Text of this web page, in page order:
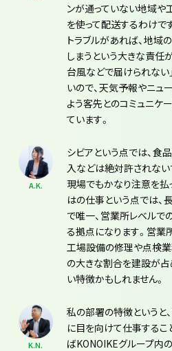
ンが通っていない地域
を使って配送するわけで
トラブルがあれば、地域
しまうという大きな責任
台風などで届けられない
いので、天気予報やニュ
よう客先とのコミュニケ
ています。
A.K.
シビアという点では、食
入などは絶対許されな
現場でもかなり注意を払
はの仕事という点では
で唯一、営業所レベルで
る拠点になります。営業
工場設備の修理や点検
の大きな割合を建設が占
い特徴かもしれません。
K.N.
私の部署の特徴というと
に目を向けて仕事するこ
ばKONOIKEグループ内